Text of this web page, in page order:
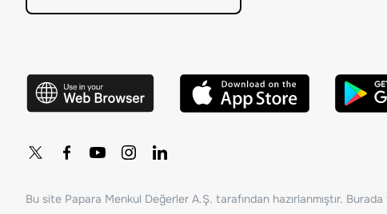
Bu site Papara Menkul Değerler A.Ş. tarafından hazırlanmıştır.